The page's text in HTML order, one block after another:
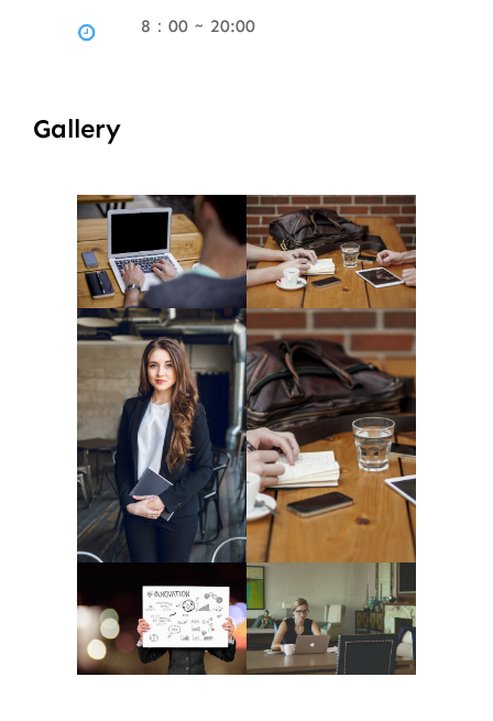
8：00 ~ 20:00
Gallery